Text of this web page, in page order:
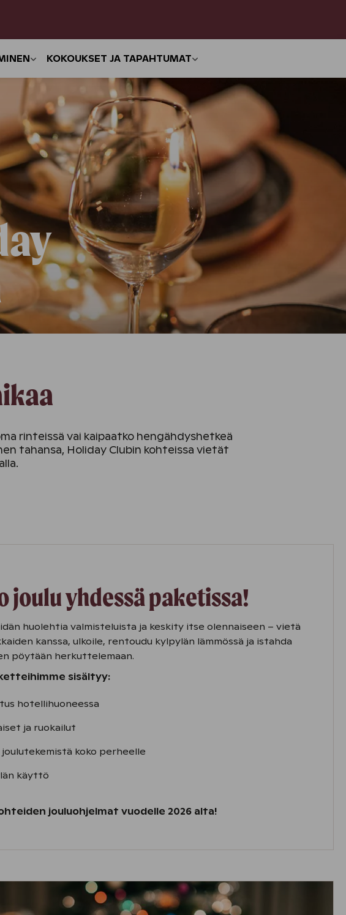
KOKOUKSET JA TAPAHTUMAT
rinteissä vai kaipaatko hengähdyshetkeä
tahansa, Holiday Clubin kohteissa vietät
joulu yhdessä paketissa!
huolehtia valmisteluista ja keskity itse olennaiseen – vietä
kanssa, ulkoile, rentoudu kylpylän lämmössä ja istahda
pöytään herkuttelemaan.
sisältyy:
hotellihuoneessa
ja ruokailut​
joulutekemistä koko perheelle​
käyttö
jouluohjelmat vuodelle 2026 alta!